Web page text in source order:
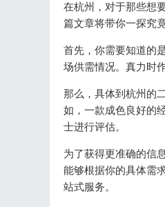
在杭州，对于那些想
篇文章将带你一探究
首先，你需要知道的
场供需情况。真力时
那么，具体到杭州的
如，一款成色良好的
士进行评估。
为了获得更准确的信
能够根据你的具体需
站式服务。